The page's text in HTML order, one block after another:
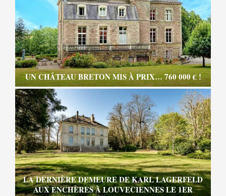
UN CHÂTEAU BRETON MIS À PRIX… 760 000 € !
LA DERNIÈRE DEMEURE DE KARL LAGERFELD
AUX ENCHÈRES À LOUVECIENNES LE 1ER